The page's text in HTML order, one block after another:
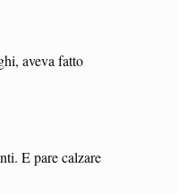
aveva fatto
E pare calzare